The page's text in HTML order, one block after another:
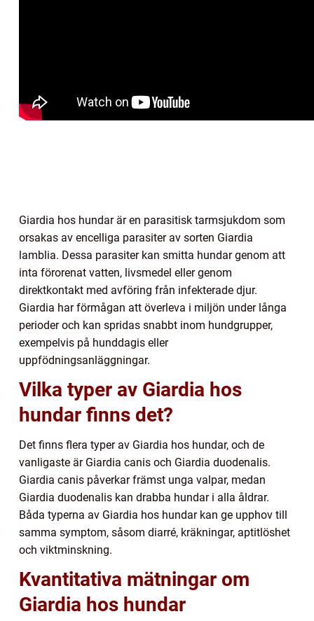
Giardia hos hundar är en parasitisk tarmsjukdom som
orsakas av encelliga parasiter av sorten Giardia
lamblia. Dessa parasiter kan smitta hundar genom att
inta förorenat vatten, livsmedel eller genom
direktkontakt med avföring från infekterade djur.
Giardia har förmågan att överleva i miljön under långa
perioder och kan spridas snabbt inom hundgrupper,
exempelvis på hunddagis eller
uppfödningsanläggningar.
Vilka typer av Giardia hos
hundar finns det?
Det finns flera typer av Giardia hos hundar, och de
vanligaste är Giardia canis och Giardia duodenalis.
Giardia canis påverkar främst unga valpar, medan
Giardia duodenalis kan drabba hundar i alla åldrar.
Båda typerna av Giardia hos hundar kan ge upphov till
samma symptom, såsom diarré, kräkningar, aptitlöshet
och viktminskning.
Kvantitativa mätningar om
Giardia hos hundar